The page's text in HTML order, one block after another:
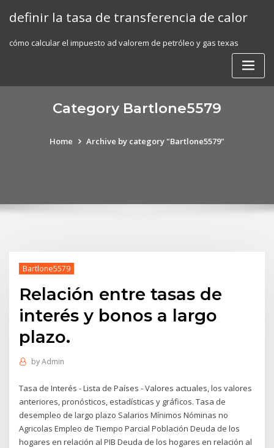
definir la tasa de transferencia de calor
cómo calcular el impuesto ad valorem de petróleo y gas texas
Category Bartlone5579
Home Archive by category "Bartlone5579"
Bartlone5579
Relación entre tasas de
interés y bonos a largo
plazo.
byAdmin
Tasa de Interés - Lista de Países - Valores actuales, los valores
anteriores, pronósticos, estadísticas y gráficos. Tasa de
desempleo de largo plazo Salarios Mínimos Nóminas no
Agricolas Empleo de Tiempo Parcial Población Deuda de los
hogares en relación al PIB Deuda de los hogares en relación al